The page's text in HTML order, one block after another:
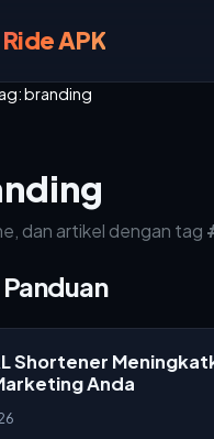
APK
branding
dan artikel dengan tag
Shortener
Anda